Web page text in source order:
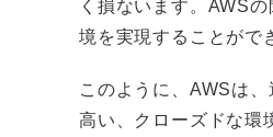
く損ないます。AWS
境を実現することがで
このように、AWSは
高い、クローズドな環